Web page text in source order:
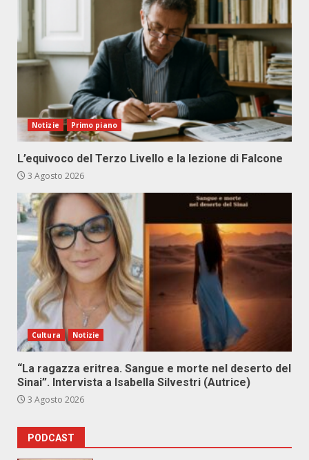
Notizie Primo piano
L’equivoco del Terzo Livello e la lezione di Falcone
3 Agosto 2026
Cultura Notizie
“La ragazza eritrea. Sangue e morte nel deserto del
Sinai”. Intervista a Isabella Silvestri (Autrice)
3 Agosto 2026
PODCAST